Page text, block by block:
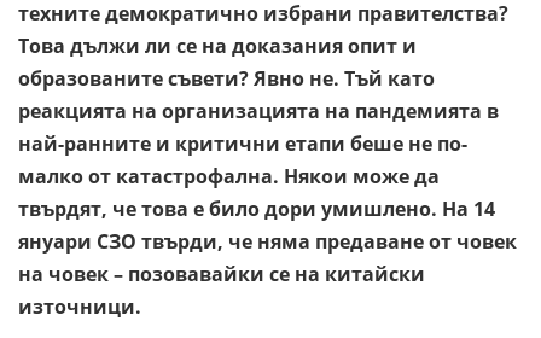
техните демократично избрани правителства?
Това дължи ли се на доказания опит и
образованите съвети? Явно не. Тъй като
реакцията на организацията на пандемията в
най-ранните и критични етапи беше не по-
малко от катастрофална. Някои може да
твърдят, че това е било дори умишлено. На 14
януари СЗО твърди, че няма предаване от човек
на човек – позовавайки се на китайски
източници.